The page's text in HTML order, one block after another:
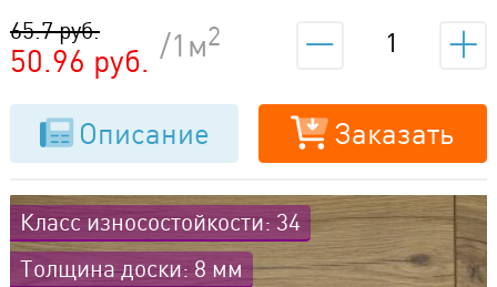
натуральный светлый
50.96 руб.
65.7 руб. /1м2
Описание Заказать
Класс износостойкости: 34
Толщина доски: 8 мм